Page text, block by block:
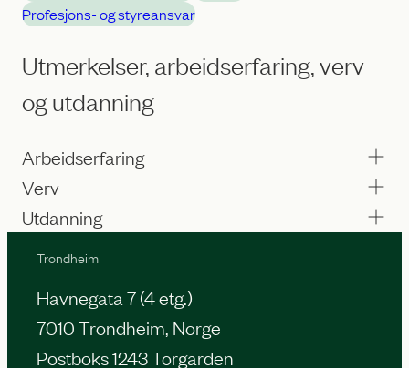
Profesjons- og styreansvar
Utmerkelser, arbeidserfaring, verv
og utdanning
Arbeidserfaring
Verv
Utdanning
Trondheim
Havnegata 7 (4 etg.)
7010 Trondheim, Norge
Postboks 1243 Torgarden